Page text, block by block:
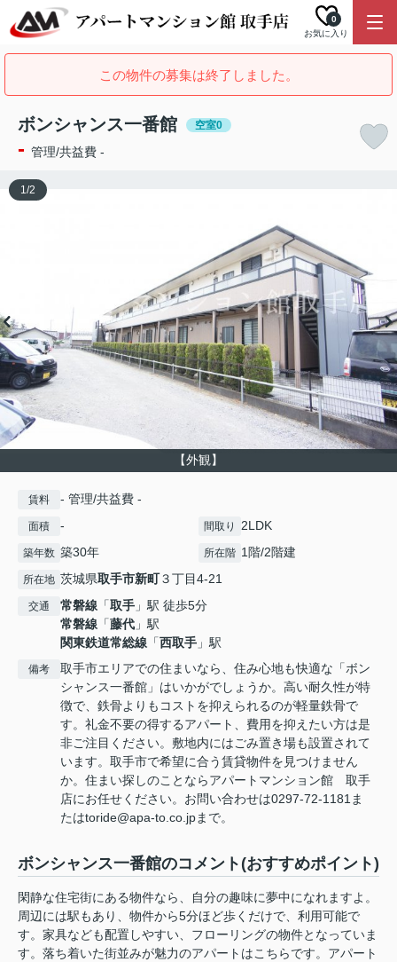
お気に入り
0
この物件の募集は終了しました。
ボンシャンス一番館 空室0
- 管理/共益費 -
【外観】
1/2
賃料 - 管理/共益費 -
面積 - 間取り 2LDK
築年数 築30年 所在階 1階/2階建
所在地 茨城県取手市新町３丁目4-21
交通 常磐線 「取手 」駅 徒歩5分
常磐線 「藤代 」駅
関東鉄道常総線 「西取手 」駅
備考
取手市エリアでの住まいなら、住み心地も快適な「ボン
シャンス一番館」はいかがでしょうか。高い耐久性が特
徴で、鉄骨よりもコストを抑えられるのが軽量鉄骨で
す。礼金不要の得するアパート、費用を抑えたい方は是
非ご注目ください。敷地内にはごみ置き場も設置されて
います。取手市で希望に合う賃貸物件を見つけません
か。住まい探しのことならアパートマンション館 取手
店にお任せください。お問い合わせは0297-72-1181ま
たはtoride@apa-to.co.jpまで。
ボンシャンス一番館のコメント(おすすめポイント)
閑静な住宅街にある物件なら、自分の趣味に夢中になれますよ。
周辺には駅もあり、物件から5分ほど歩くだけで、利用可能で
す。家具なども配置しやすい、フローリングの物件となっていま
す。落ち着いた街並みが魅力のアパートはこちらです。アパート